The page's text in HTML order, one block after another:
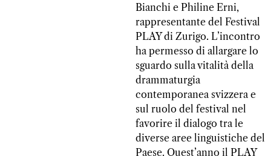
Bianchi e Philine Erni,
rappresentante del Festival
PLAY di Zurigo. L’incontro
ha permesso di allargare lo
sguardo sulla vitalità della
drammaturgia
contemporanea svizzera e
sul ruolo del festival nel
favorire il dialogo tra le
diverse aree linguistiche del
Paese. Quest’anno il PLAY